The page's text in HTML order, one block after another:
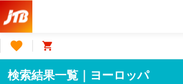
検索結果一覧｜ヨーロッパ